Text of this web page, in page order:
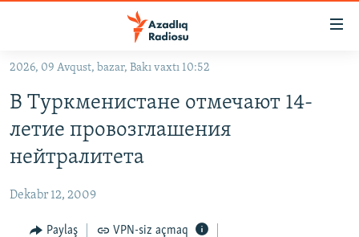
Əsas
qayıt
Əsas
qayıt
Axtarışa
#İZAHLA
KORRUPSIOMETR
#ƏSLINDƏ
FƏRQƏ BAX
QANUNI DOĞRU
2026, 09 Avqust, bazar, Bakı vaxtı 10:52
В Туркменистане отмечают 14-
летие провозглашения
нейтралитета
Dekabr 12, 2009
Paylaş VPN-siz açmaq